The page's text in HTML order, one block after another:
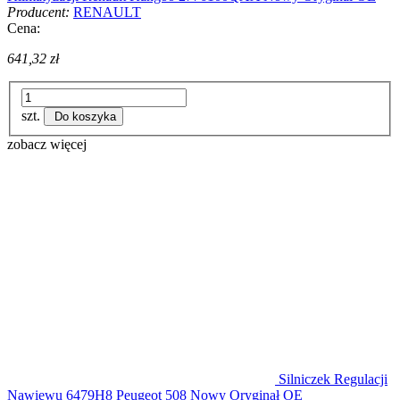
Producent: RENAULT
Cena:
641,32 zł
szt. Do koszyka
zobacz więcej
Silniczek Regulacji
Nawiewu 6479H8 Peugeot 508 Nowy Oryginał OE